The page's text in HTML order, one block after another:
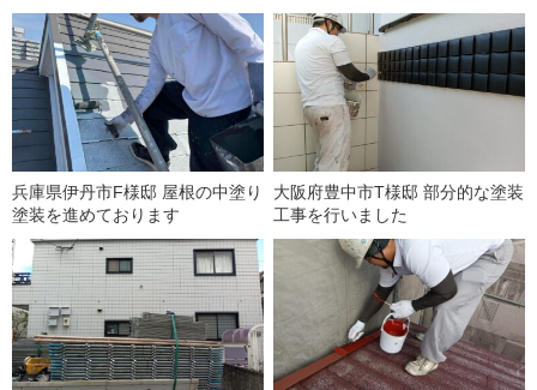
兵庫県伊丹市F様邸 屋根の中塗り
塗装を進めております
大阪府豊中市T様邸 部分的な塗装
工事を行いました